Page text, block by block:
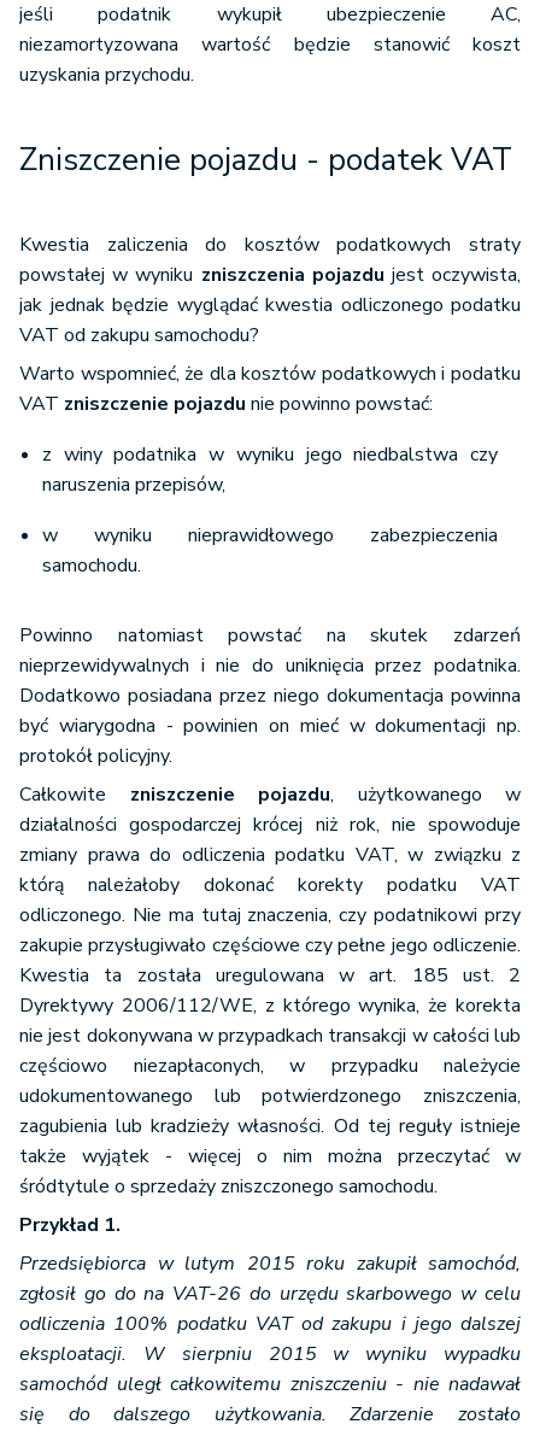
jeśli podatnik wykupił ubezpieczenie AC,
niezamortyzowana wartość będzie stanowić koszt
uzyskania przychodu.
Zniszczenie pojazdu - podatek VAT
Kwestia zaliczenia do kosztów podatkowych straty
powstałej w wyniku zniszczenia pojazdu jest oczywista,
jak jednak będzie wyglądać kwestia odliczonego podatku
VAT od zakupu samochodu?
Warto wspomnieć, że dla kosztów podatkowych i podatku
VAT zniszczenie pojazdu nie powinno powstać:
z winy podatnika w wyniku jego niedbalstwa czy
naruszenia przepisów,
w wyniku nieprawidłowego zabezpieczenia
samochodu.
Powinno natomiast powstać na skutek zdarzeń
nieprzewidywalnych i nie do uniknięcia przez podatnika.
Dodatkowo posiadana przez niego dokumentacja powinna
być wiarygodna - powinien on mieć w dokumentacji np.
protokół policyjny.
Całkowite zniszczenie pojazdu, użytkowanego w
działalności gospodarczej krócej niż rok, nie spowoduje
zmiany prawa do odliczenia podatku VAT, w związku z
którą należałoby dokonać korekty podatku VAT
odliczonego. Nie ma tutaj znaczenia, czy podatnikowi przy
zakupie przysługiwało częściowe czy pełne jego odliczenie.
Kwestia ta została uregulowana w art. 185 ust. 2
Dyrektywy 2006/112/WE, z którego wynika, że korekta
nie jest dokonywana w przypadkach transakcji w całości lub
częściowo niezapłaconych, w przypadku należycie
udokumentowanego lub potwierdzonego zniszczenia,
zagubienia lub kradzieży własności. Od tej reguły istnieje
także wyjątek - więcej o nim można przeczytać w
śródtytule o sprzedaży zniszczonego samochodu.
Przykład 1.
Przedsiębiorca w lutym 2015 roku zakupił samochód,
zgłosił go do na VAT-26 do urzędu skarbowego w celu
odliczenia 100% podatku VAT od zakupu i jego dalszej
eksploatacji. W sierpniu 2015 w wyniku wypadku
samochód uległ całkowitemu zniszczeniu - nie nadawał
się do dalszego użytkowania. Zdarzenie zostało